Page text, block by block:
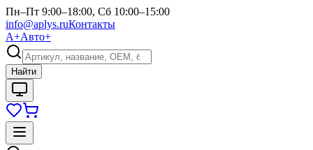
Пн–Пт 9:00–18:00, Сб 10:00–15:00
info@aplys.ruКонтакты
А+Авто+
Найти